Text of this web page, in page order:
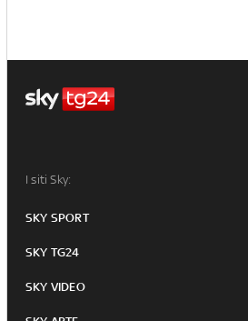
I siti Sky:
SKY SPORT
SKY TG24
SKY VIDEO